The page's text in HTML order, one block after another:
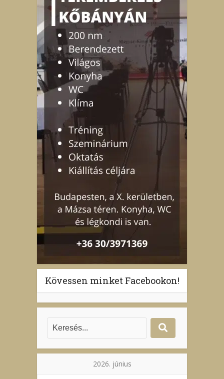
Kövessen minket Facebookon!
2026. június